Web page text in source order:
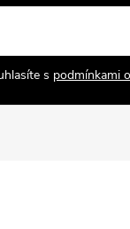
s podmínkami